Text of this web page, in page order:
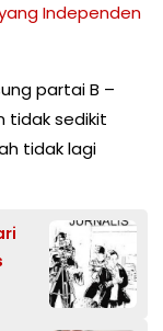
Independen
partai B –
tidak sedikit
tidak lagi